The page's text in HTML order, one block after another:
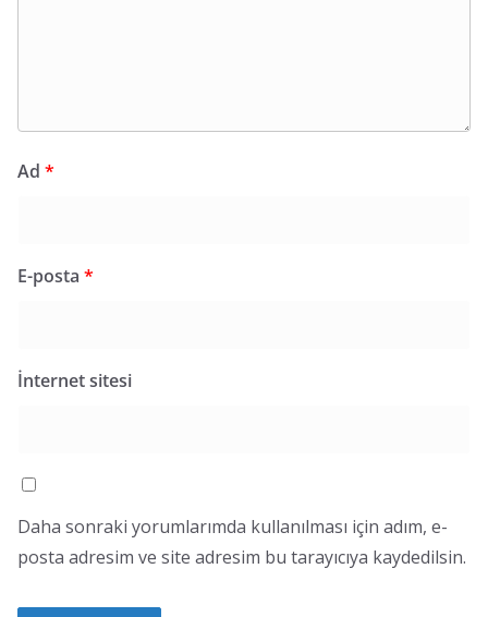
Ad *
E-posta *
İnternet sitesi
Daha sonraki yorumlarımda kullanılması için adım, e-
posta adresim ve site adresim bu tarayıcıya kaydedilsin.